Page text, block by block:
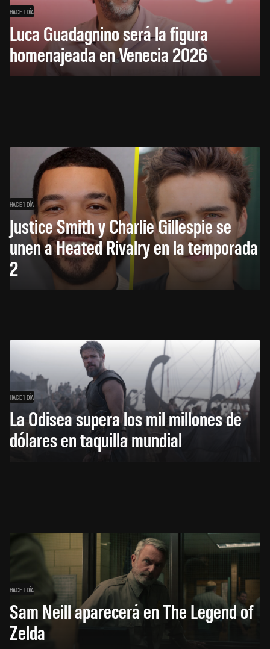
HACE 1 DÍA
Luca Guadagnino será la figura
homenajeada en Venecia 2026
HACE 1 DÍA
Justice Smith y Charlie Gillespie se
unen a Heated Rivalry en la temporada
2
HACE 1 DÍA
La Odisea supera los mil millones de
dólares en taquilla mundial
HACE 1 DÍA
Sam Neill aparecerá en The Legend of
Zelda